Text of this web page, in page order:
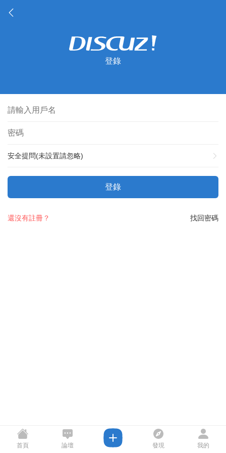
登錄
安全提問(未設置請忽略)
登錄
找回密碼
還沒有註冊？
首頁 論壇 發現 我的